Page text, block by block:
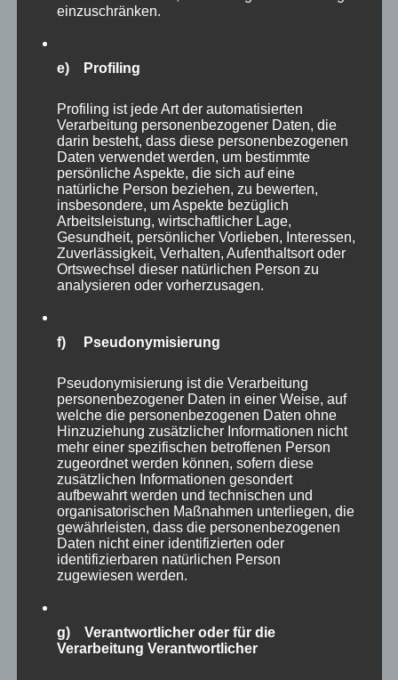
Viele Wasservögel bekommt man in einer
begehbaren Voliere geboten, die mit einer
netten Bank geradezu dazu einlädt, dort Platz
zu nehmen und eine Weile in mitten der
Besuch saßen leider schon zwei Damen auf der
Bank… :).
einzuschränken.
e) Profiling
Profiling ist jede Art der automatisierten
Verarbeitung personenbezogener Daten, die
darin besteht, dass diese personenbezogenen
Daten verwendet werden, um bestimmte
persönliche Aspekte, die sich auf eine
natürliche Person beziehen, zu bewerten,
insbesondere, um Aspekte bezüglich
Arbeitsleistung, wirtschaftlicher Lage,
Gesundheit, persönlicher Vorlieben, Interessen,
Zuverlässigkeit, Verhalten, Aufenthaltsort oder
Ortswechsel dieser natürlichen Person zu
analysieren oder vorherzusagen.
f) Pseudonymisierung
Pseudonymisierung ist die Verarbeitung
personenbezogener Daten in einer Weise, auf
welche die personenbezogenen Daten ohne
Hinzuziehung zusätzlicher Informationen nicht
mehr einer spezifischen betroffenen Person
zugeordnet werden können, sofern diese
zusätzlichen Informationen gesondert
aufbewahrt werden und technischen und
organisatorischen Maßnahmen unterliegen, die
gewährleisten, dass die personenbezogenen
Daten nicht einer identifizierten oder
identifizierbaren natürlichen Person
zugewiesen werden.
g) Verantwortlicher oder für die
Verarbeitung Verantwortlicher